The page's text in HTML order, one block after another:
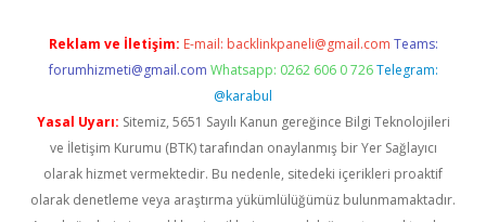
Reklam ve İletişim: E-mail: backlinkpaneli@gmail.com Teams:
forumhizmeti@gmail.com Whatsapp: 0262 606 0 726 Telegram:
@karabul
Yasal Uyarı: Sitemiz, 5651 Sayılı Kanun gereğince Bilgi Teknolojileri
ve İletişim Kurumu (BTK) tarafından onaylanmış bir Yer Sağlayıcı
olarak hizmet vermektedir. Bu nedenle, sitedeki içerikleri proaktif
olarak denetleme veya araştırma yükümlülüğümüz bulunmamaktadır.